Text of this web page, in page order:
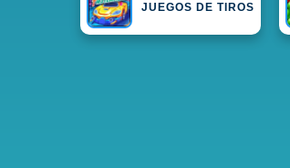
JUEGOS DE TIROS